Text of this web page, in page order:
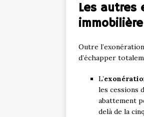
Les autres
immobilière
Outre
d’échapper
L’
les cessions
abattement
delà de la